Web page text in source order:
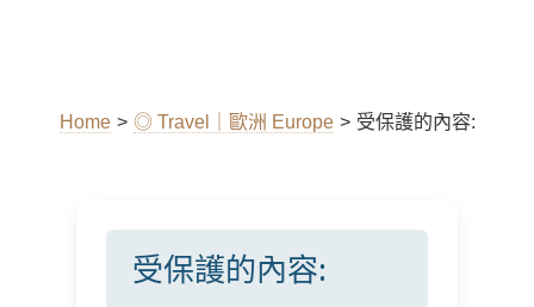
Home > ◎ Travel｜歐洲 Europe > 受保護的內容:
受保護的內容: